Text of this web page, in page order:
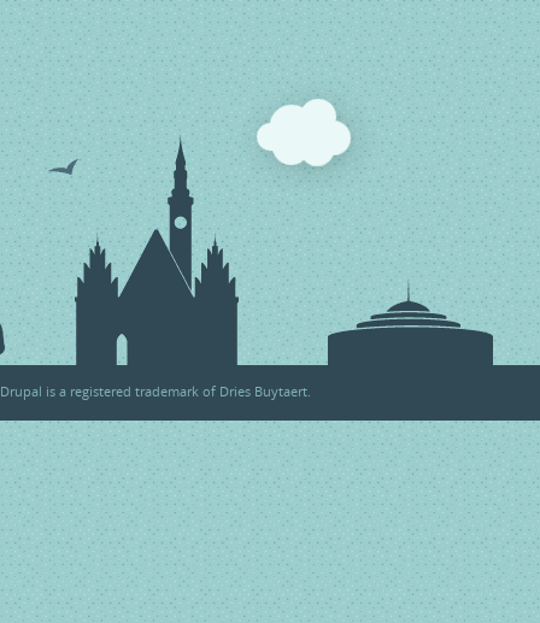
Drupal is a registered trademark of Dries Buytaert.